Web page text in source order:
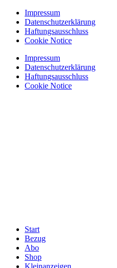
Zum
Inhalt
springen
Impressum
Datenschutzerklärung
Haftungsausschluss
Cookie Notice
Impressum
Datenschutzerklärung
Haftungsausschluss
Cookie Notice
Start
Bezug
Abo
Shop
Kleinanzeigen